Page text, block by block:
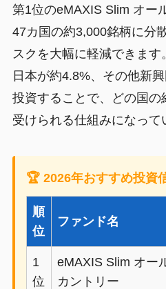
第1位のeMAXIS Slim オー
47カ国の約3,000銘柄に分
スクを大幅に軽減できます
日本が約4.8%、その他新
投資することで、どの国の
受けられる仕組みになって
🏆 2026年おすすめ投資
順
位
ファンド名
1
位
eMAXIS Slim オー
カントリー